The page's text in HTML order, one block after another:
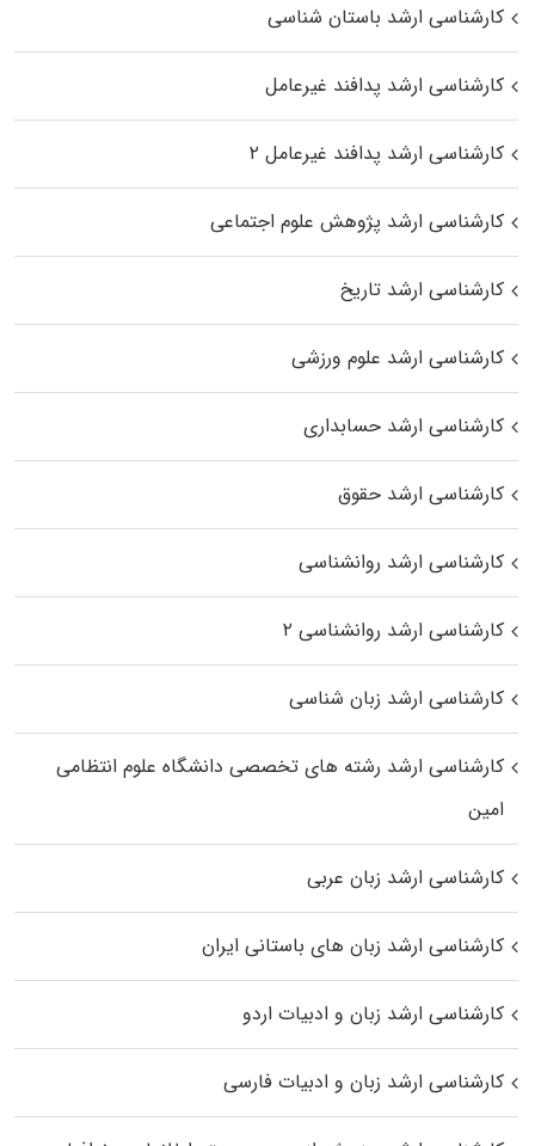
کارشناسی ارشد باستان شناسی
کارشناسی ارشد پدافند غیرعامل
کارشناسی ارشد پدافند غیرعامل ۲
کارشناسی ارشد پژوهش علوم اجتماعی
کارشناسی ارشد تاریخ
کارشناسی ارشد علوم ورزشی
کارشناسی ارشد حسابداری
کارشناسی ارشد حقوق
کارشناسی ارشد روانشناسی
کارشناسی ارشد روانشناسی ۲
کارشناسی ارشد زبان شناسی
کارشناسی ارشد رﺷﺘﻪ ﻫﺎی تخصصی داﻧﺸﮕﺎه ﻋﻠﻮم انتظامی
اﻣﻴﻦ
کارشناسی ارشد زبان عربی
کارشناسی ارشد زبان‌ های باستانی ایران
کارشناسی ارشد زبان و ادبیات اردو
کارشناسی ارشد زبان و ادبیات فارسی